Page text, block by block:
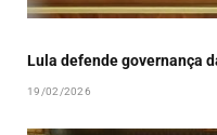
Lula defende governança
19/02/2026